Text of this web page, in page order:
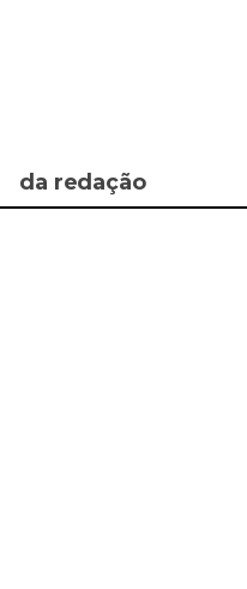
da redação